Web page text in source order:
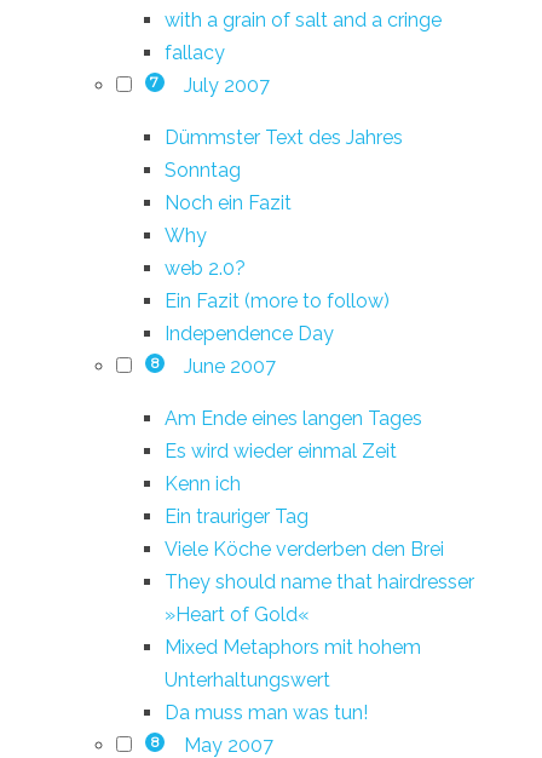
with a grain of salt and a cringe
fallacy
7 July 2007
Dümmster Text des Jahres
Sonntag
Noch ein Fazit
Why
web 2.0?
Ein Fazit (more to follow)
Independence Day
8 June 2007
Am Ende eines langen Tages
Es wird wieder einmal Zeit
Kenn ich
Ein trauriger Tag
Viele Köche verderben den Brei
They should name that hairdresser
»Heart of Gold«
Mixed Metaphors mit hohem
Unterhaltungswert
Da muss man was tun!
8 May 2007